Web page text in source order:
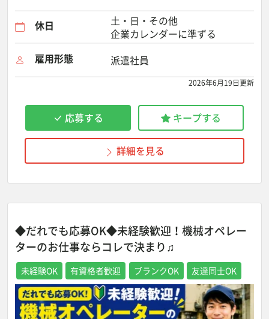
休日
土・日・その他
企業カレンダーに準ずる
雇用形態
派遣社員
2026年6月19日更新
応募する キープする
詳細を見る
◆だれでも応募OK◆未経験歓迎！機械オペレー
ターのお仕事ならコレで決まり♫
未経験OK 有資格者歓迎 ブランクOK 友達同士OK